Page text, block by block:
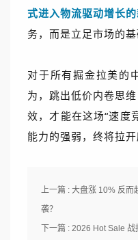
式进入物流驱动增长
务，而是立足市场的基
对于所有掘金拉美的
为，跳出低价内卷思
效，才能在这场“速度
能力的强弱，终将拉开
上一篇 : 大盘涨 10% 反而
袭？
下一篇 : 2026 Hot Sale